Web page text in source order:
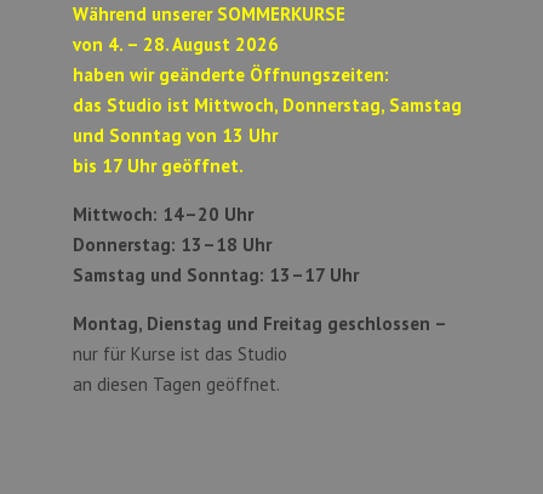
Während unserer SOMMERKURSE
von 4. – 28. August 2026
haben wir geänderte Öffnungszeiten:
das Studio ist Mittwoch, Donnerstag, Samstag
und Sonntag von 13 Uhr
bis 17 Uhr geöffnet.
Mittwoch: 14–20 Uhr
Donnerstag: 13–18 Uhr
Samstag und Sonntag: 13–17 Uhr
Montag, Dienstag und Freitag geschlossen –
nur für Kurse ist das Studio
an diesen Tagen geöffnet.